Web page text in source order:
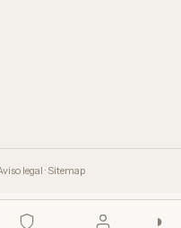
◑
legal · Sitemap